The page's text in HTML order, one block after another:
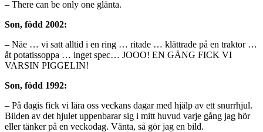
– There can be only one glänta.
Son, född 2002:
– Näe … vi satt alltid i en ring … ritade … klättrade på en traktor …
åt potatissoppa … inget spec… JOOO! EN GÅNG FICK VI
VARSIN PIGGELIN!
Son, född 1992:
– På dagis fick vi lära oss veckans dagar med hjälp av ett snurrhjul.
Bilden av det hjulet uppenbarar sig i mitt huvud varje gång jag hör
eller tänker på en veckodag. Vänta, så gör jag en bild.